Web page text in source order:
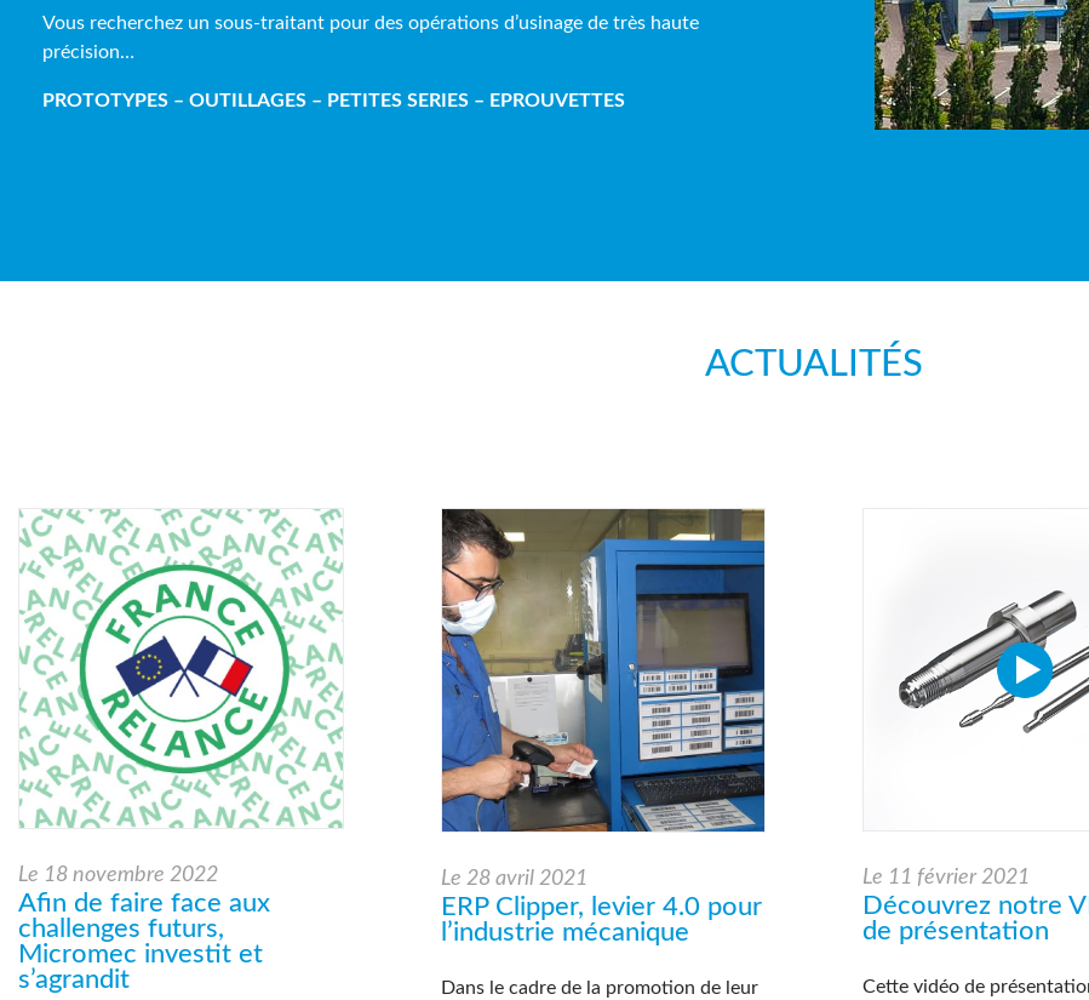
Vous recherchez un sous-traitant pour des opérations d’usinage de très haute
précision…
PROTOTYPES – OUTILLAGES – PETITES SERIES – EPROUVETTES
ACTUALITÉS
Le 18 novembre 2022
Afin de faire face aux
challenges futurs,
Micromec investit et
s’agrandit
Le 28 avril 2021
ERP Clipper, levier 4.0 pour
l’industrie mécanique
Dans le cadre de la promotion de leur
Le 11 février 2021
Découvrez notre
de présentation
Cette vidéo de